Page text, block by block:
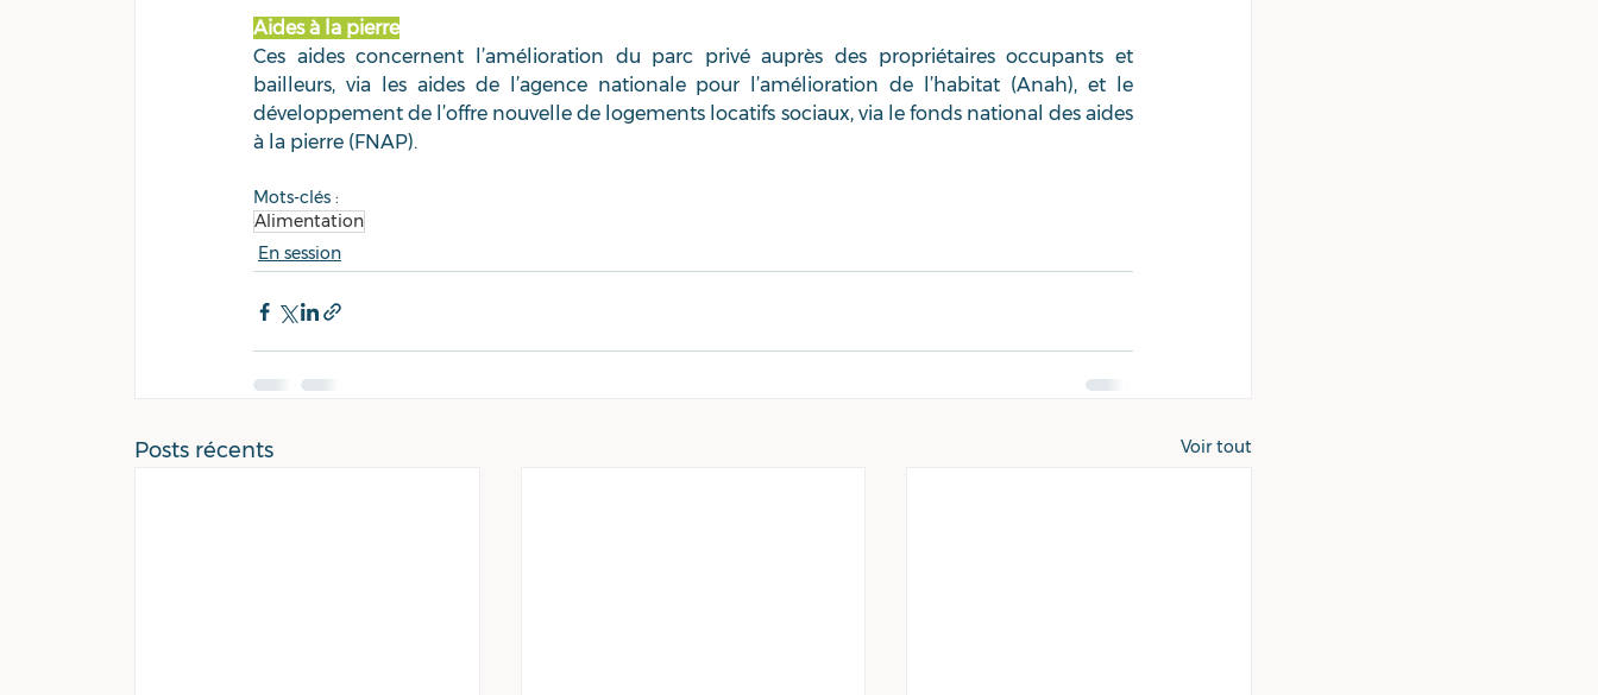
Aides à la pierre
Ces aides concernent l’amélioration du parc privé auprès des propriétaires occupants et
bailleurs, via les aides de l’agence nationale pour l’amélioration de l’habitat (Anah), et le
développement de l’offre nouvelle de logements locatifs sociaux, via le fonds national des aides
à la pierre (FNAP).
Mots-clés :
Alimentation
En session
Posts récents Voir tout